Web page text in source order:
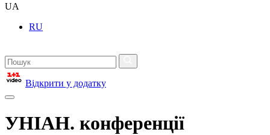
UA
RU
Відкрити у додатку
УНІАН. конференції